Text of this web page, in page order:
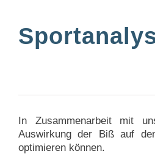
In Zusammenarbeit mit
Auswirkung der Biß auf
optimieren können.